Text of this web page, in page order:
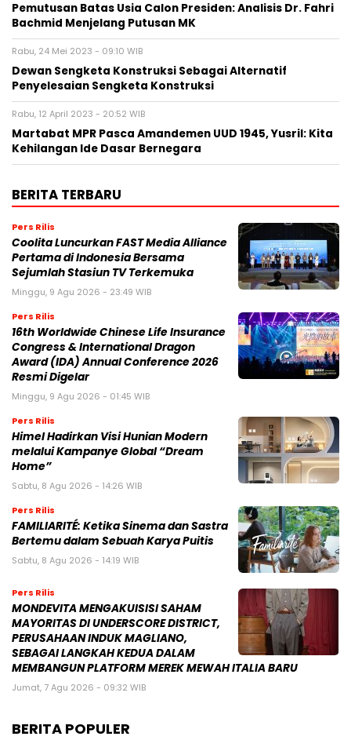
Pemutusan Batas Usia Calon Presiden: Analisis Dr. Fahri
Bachmid Menjelang Putusan MK
Rabu, 24 Mei 2023 - 09:10 WIB
Dewan Sengketa Konstruksi Sebagai Alternatif
Penyelesaian Sengketa Konstruksi
Rabu, 12 April 2023 - 20:52 WIB
Martabat MPR Pasca Amandemen UUD 1945, Yusril: Kita
Kehilangan Ide Dasar Bernegara
BERITA TERBARU
Pers Rilis
Coolita Luncurkan FAST Media Alliance
Pertama di Indonesia Bersama
Sejumlah Stasiun TV Terkemuka
Minggu, 9 Agu 2026 - 23:49 WIB
Pers Rilis
16th Worldwide Chinese Life Insurance
Congress & International Dragon
Award (IDA) Annual Conference 2026
Resmi Digelar
Minggu, 9 Agu 2026 - 01:45 WIB
Pers Rilis
Himel Hadirkan Visi Hunian Modern
melalui Kampanye Global “Dream
Home”
Sabtu, 8 Agu 2026 - 14:26 WIB
Pers Rilis
FAMILIARITÉ: Ketika Sinema dan Sastra
Bertemu dalam Sebuah Karya Puitis
Sabtu, 8 Agu 2026 - 14:19 WIB
Pers Rilis
MONDEVITA MENGAKUISISI SAHAM
MAYORITAS DI UNDERSCORE DISTRICT,
PERUSAHAAN INDUK MAGLIANO,
SEBAGAI LANGKAH KEDUA DALAM
MEMBANGUN PLATFORM MEREK MEWAH ITALIA BARU
Jumat, 7 Agu 2026 - 09:32 WIB
BERITA POPULER